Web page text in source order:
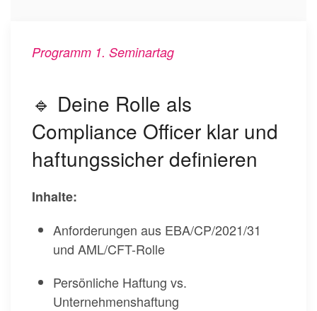
Programm 1. Seminartag
🔹 Deine Rolle als
Compliance Officer klar und
haftungssicher definieren
Inhalte:
Anforderungen aus EBA/CP/2021/31
und AML/CFT-Rolle
Persönliche Haftung vs.
Unternehmenshaftung